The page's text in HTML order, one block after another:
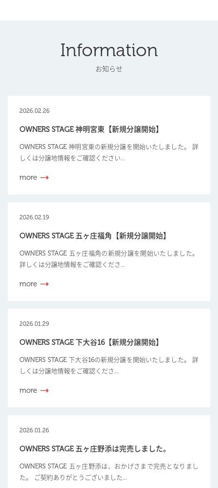
Information
お知らせ
2026.02.26
OWNERS STAGE 神明宮東【新規分譲開始】
OWNERS STAGE 神明宮東の新規分譲を開始いたしました。 詳
しくは分譲地情報をご確認ください...
more
2026.02.19
OWNERS STAGE 五ヶ庄福角【新規分譲開始】
OWNERS STAGE 五ヶ庄福角の新規分譲を開始いたしました。
詳しくは分譲地情報をご確認くださ...
more
2026.01.29
OWNERS STAGE 下大谷16【新規分譲開始】
OWNERS STAGE 下大谷16の新規分譲を開始いたしました。 詳
しくは分譲地情報をご確認くださ...
more
2026.01.26
OWNERS STAGE 五ヶ庄野添は完売しました。
OWNERS STAGE 五ヶ庄野添は、おかげさまで完売となりまし
た。 ご契約ありがとうございました...